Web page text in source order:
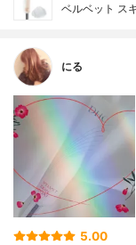
ベルベット ス
にる
5.00